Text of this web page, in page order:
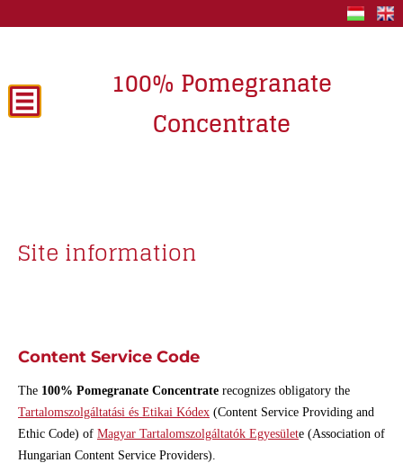
100% Pomegranate
Concentrate
Site information
Content Service Code
The 100% Pomegranate Concentrate recognizes obligatory the
Tartalomszolgáltatási és Etikai Kódex (Content Service Providing and
Ethic Code) of Magyar Tartalomszolgáltatók Egyesülete (Association of
Hungarian Content Service Providers).